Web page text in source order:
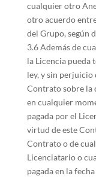
cualquier otro
otro acuerdo
del Grupo, según
3.6 Además de
la Licencia pueda
ley, y sin
Contrato sobre la
en cualquier
pagada por el
virtud de este
Contrato o de
Licenciatario o
pagada en la